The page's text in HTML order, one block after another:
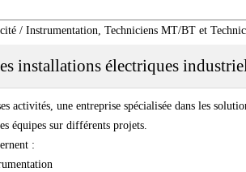
/ Instrumentation, Techniciens MT/BT et
installations électriques
activités, une entreprise spécialisée dans les
équipes sur différents projets.
: